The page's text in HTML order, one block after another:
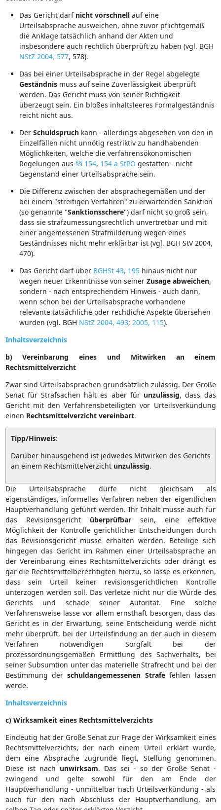
Das Gericht darf nicht vorschnellauf eine
Urteilsabsprache ausweichen, ohne zuvor pflichtgemäß
die Anklage tatsächlich anhand der Akten und
insbesondere auch rechtlich überprüft zu haben (vgl. BGH
NStZ 2004, 577, 578).
Das bei einer Urteilsabsprache in der Regel abgelegte
Geständnismuss auf seine Zuverlässigkeit überprüft
werden. Das Gericht muss von seiner Richtigkeit
überzeugt sein. Ein bloßes inhaltsleeres Formalgeständnis
reicht nicht aus.
Der Schuldspruchkann - allerdings abgesehen von den in
Einzelfällen nicht unnötig restriktiv zu handhabenden
Möglichkeiten, welche die verfahrensökonomischen
Regelungen aus §§ 154, 154 a StPO gestatten - nicht
Gegenstand einer Urteilsabsprache sein.
Die Differenz zwischen der absprachegemäßen und der
bei einem "streitigen Verfahren" zu erwartenden Sanktion
(so genannte "Sanktionsschere") darf nicht so groß sein,
dass sie strafzumessungsrechtlich unvertretbar und mit
einer angemessenen Strafmilderung wegen eines
Geständnisses nicht mehr erklärbar ist (vgl. BGH StV 2004,
470).
Das Gericht darf über BGHSt 43, 195hinaus nicht nur
wegen neuer Erkenntnisse von seiner Zusage abweichen,
sondern - nach entsprechendem Hinweis - auch dann,
wenn schon bei der Urteilsabsprache vorhandene
relevante tatsächliche oder rechtliche Aspekte übersehen
wurden (vgl. BGH NStZ 2004, 493; 2005, 115).
Inhaltsverzeichnis
b) Vereinbarung eines und Mitwirken an einem
Rechtsmittelverzicht
Zwar sind Urteilsabsprachen grundsätzlich zulässig. Der Große
Senat für Strafsachen hält es aber für unzulässig, dass das
Gericht mit den Verfahrensbeteiligten vor Urteilsverkündung
einen Rechtsmittelverzicht vereinbart.
Tipp/Hinweis:
Darüber hinausgehend ist jedwedes Mitwirken des Gerichts
an einem Rechtsmittelverzicht unzulässig.
Die Urteilsabsprache dürfe nicht gleichsam als
eigenständiges, informelles Verfahren neben der eigentlichen
Hauptverhandlung geführt werden. Ihr Inhalt müsse auch für
das Revisionsgericht überprüfbarsein, eine effektive
Möglichkeit der Kontrolle gerichtlicher Entscheidungen durch
das Revisionsgericht müsse erhalten werden. Beteilige sich
hingegen das Gericht im Rahmen einer Urteilsabsprache an
der Vereinbarung eines Rechtsmittelverzichts oder drängt es
gar die Rechtsmittelberechtigten hierzu, so lasse es erkennen,
dass sein Urteil keiner revisionsgerichtlichen Kontrolle
unterzogen werden soll. Das verletze nicht nur die Würde des
Gerichts und schade seiner Autorität. Eine solche
Verfahrensweise lasse vor allem ernsthaft besorgen, dass das
Gericht es in der Erwartung, seine Entscheidung werde nicht
mehr überprüft, bei der Urteilsfindung an der auch in diesem
Verfahren notwendigen Sorgfalt bei der
prozessordnungsgemäßen Ermittlung des Sachverhalts, bei
seiner Subsumtion unter das materielle Strafrecht und bei der
Bestimmung derschuldangemessenen Strafefehlen lassen
werde.
Inhaltsverzeichnis
c) Wirksamkeit eines Rechtsmittelverzichts
Eindeutig hat der Große Senat zur Frage der Wirksamkeit eines
Rechtsmittelverzichts, der nach einem Urteil erklärt wurde,
dem eine Absprache zugrunde liegt, Stellung genommen.
Diese ist nach unwirksam. Das sei - so der Große Senat -
zwingend und gelte sowohl für den am Ende der
Hauptverhandlung - unmittelbar nach Urteilsverkündung - als
auch für den nach Abschluss der Hauptverhandlung, am